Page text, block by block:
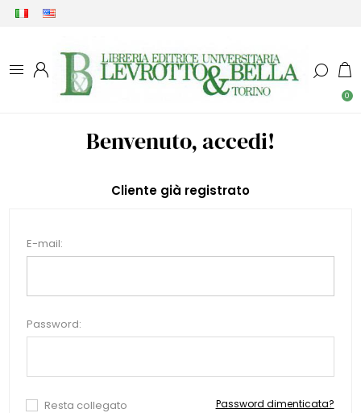
0
Benvenuto, accedi!
Cliente già registrato
E-mail:
Password:
Resta collegato Password dimenticata?